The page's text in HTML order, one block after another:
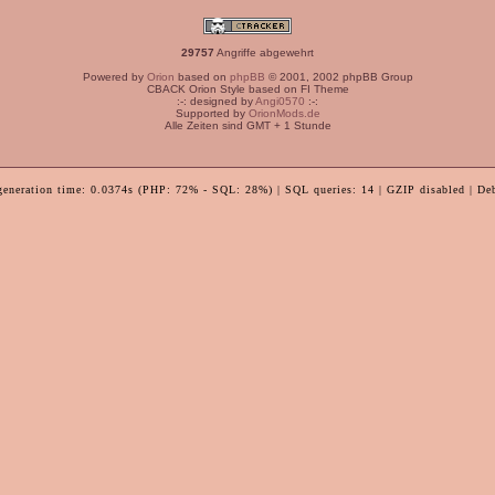
29757 Angriffe abgewehrt
Powered by Orion based on phpBB © 2001, 2002 phpBB Group
CBACK Orion Style based on FI Theme
:-: designed byAngi0570 :-:
Supported by OrionMods.de
Alle Zeiten sind GMT + 1 Stunde
time: 0.0374s (PHP: 72% - SQL: 28%) | SQL queries: 14 | GZIP disabled |